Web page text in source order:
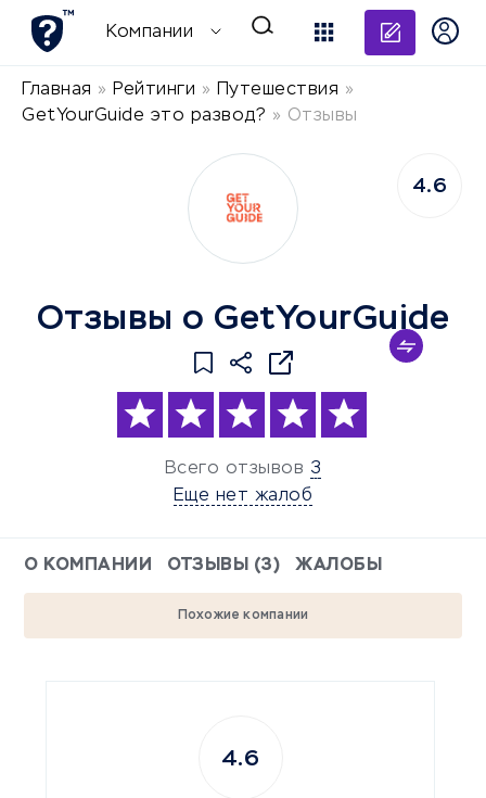
Компании
Главная » Рейтинги » Путешествия »
GetYourGuide это развод? » Отзывы
Отзывы о GetYourGuide
Всего отзывов 3
Еще нет жалоб
4.6
О КОМПАНИИ ОТЗЫВЫ (3) ЖАЛОБЫ
Похожие компании
4.6